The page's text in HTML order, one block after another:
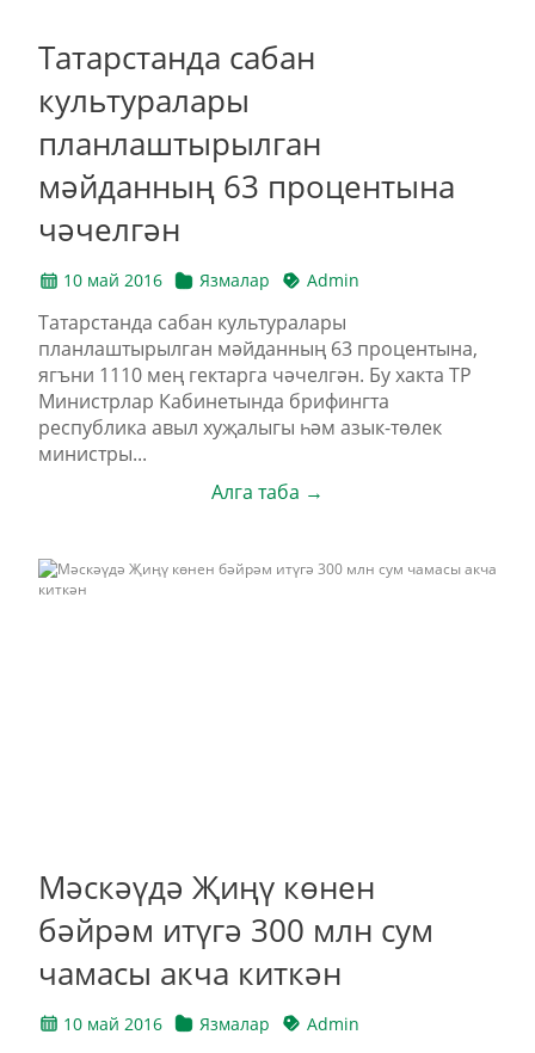
Татарстанда сабан
культуралары
планлаштырылган
мәйданның 63 процентына
чәчелгән
10 май 2016 Язмалар Admin
Татарстанда сабан культуралары
планлаштырылган мәйданның 63 процентына,
ягъни 1110 мең гектарга чәчелгән. Бу хакта ТР
Министрлар Кабинетында брифингта
республика авыл хуҗалыгы һәм азык-төлек
министры...
Алга таба →
Мәскәүдә Җиңү көнен
бәйрәм итүгә 300 млн сум
чамасы акча киткән
10 май 2016 Язмалар Admin